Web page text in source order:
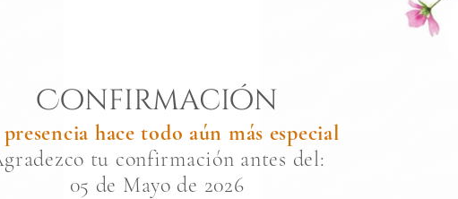
Confirmación
hace todo aún más especial
tu confirmación antes del:
05 de Mayo de 2026